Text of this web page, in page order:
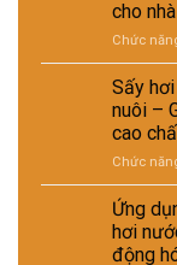
cho
Chức
Sấy
nuôi –
cao
Chức
Ứng
hơi
động